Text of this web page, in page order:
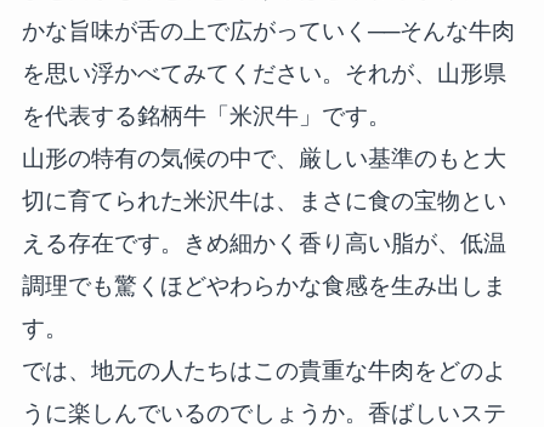
かな旨味が舌の上で広がっていく──そんな牛肉
を思い浮かべてみてください。それが、山形県
を代表する銘柄牛「米沢牛」です。
山形の特有の気候の中で、厳しい基準のもと大
切に育てられた米沢牛は、まさに食の宝物とい
える存在です。きめ細かく香り高い脂が、低温
調理でも驚くほどやわらかな食感を生み出しま
す。
では、地元の人たちはこの貴重な牛肉をどのよ
うに楽しんでいるのでしょうか。香ばしいステ